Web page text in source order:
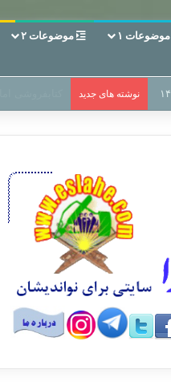
موضوعات ۱ موضوعات ۲
نوشته های جدید